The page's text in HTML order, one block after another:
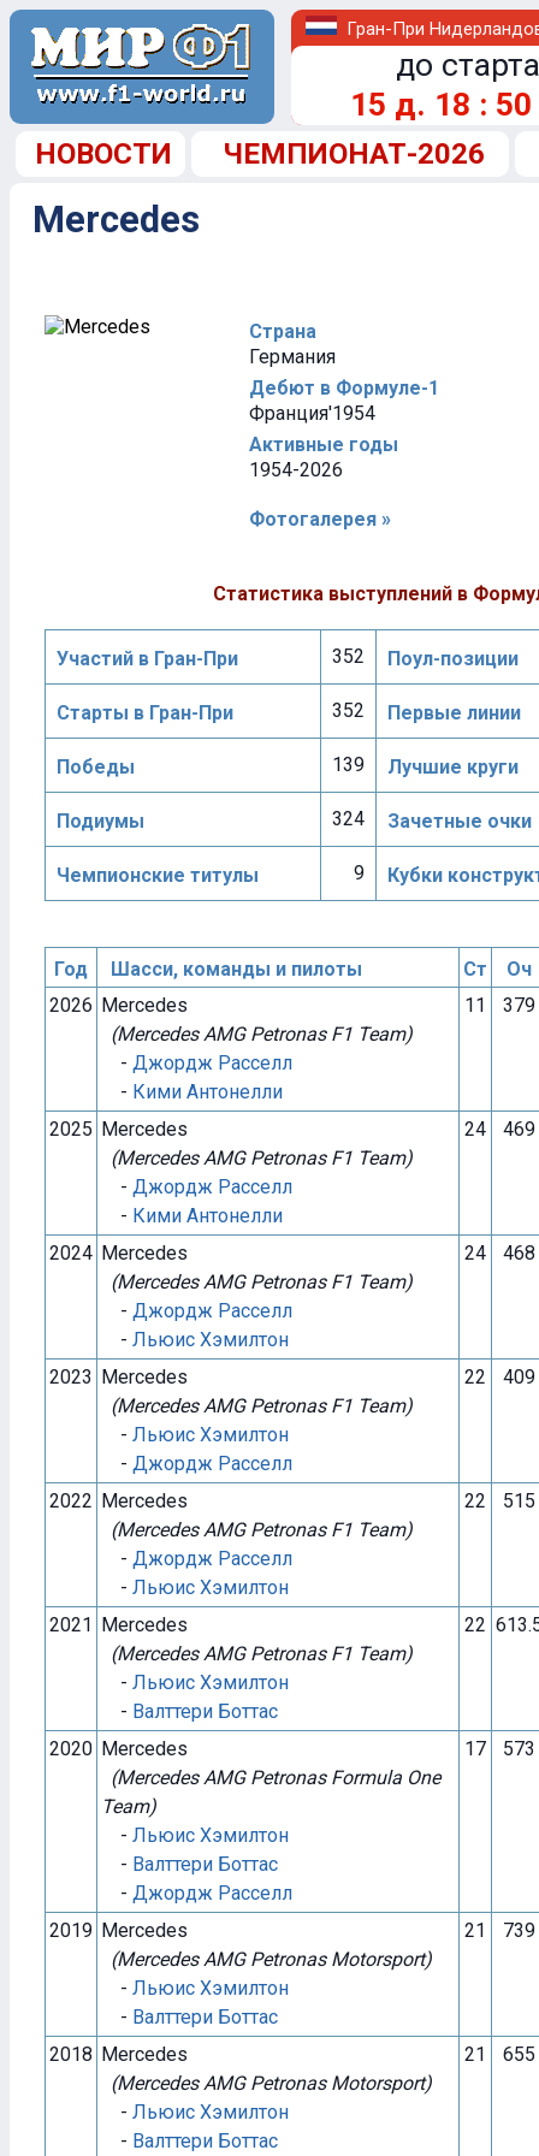
Гран-При
до
15 д. 18 : 50
НОВОСТИ ЧЕМПИОНАТ-2026
Mercedes
Страна
Германия
Дебют в Формуле-1
Франция'1954
Активные годы
1954-2026
Фотогалерея »
Статистика выступлений в
Участий в Гран-При 352 Поул-позиции
Старты в Гран-При 352 Первые линии
Победы 139 Лучшие круги
Подиумы 324 Зачетные очки
Чемпионские титулы 9 Кубки
Год Шасси, команды и пилоты Ст
Оч
2026 Mercedes
(Mercedes AMG Petronas F1 Team)
- Джордж Расселл
- Кими Антонелли
11 379
2025 Mercedes
(Mercedes AMG Petronas F1 Team)
- Джордж Расселл
- Кими Антонелли
24 469
2024 Mercedes
(Mercedes AMG Petronas F1 Team)
- Джордж Расселл
- Льюис Хэмилтон
24 468
2023 Mercedes
(Mercedes AMG Petronas F1 Team)
- Льюис Хэмилтон
- Джордж Расселл
22 409
2022 Mercedes
(Mercedes AMG Petronas F1 Team)
- Джордж Расселл
- Льюис Хэмилтон
22 515
2021 Mercedes
(Mercedes AMG Petronas F1 Team)
- Льюис Хэмилтон
- Валттери Боттас
22
2020 Mercedes
(Mercedes AMG Petronas Formula One
Team)
- Льюис Хэмилтон
- Валттери Боттас
- Джордж Расселл
17 573
2019 Mercedes
(Mercedes AMG Petronas Motorsport)
- Льюис Хэмилтон
- Валттери Боттас
21 739
2018 Mercedes
(Mercedes AMG Petronas Motorsport)
- Льюис Хэмилтон
- Валттери Боттас
21 655